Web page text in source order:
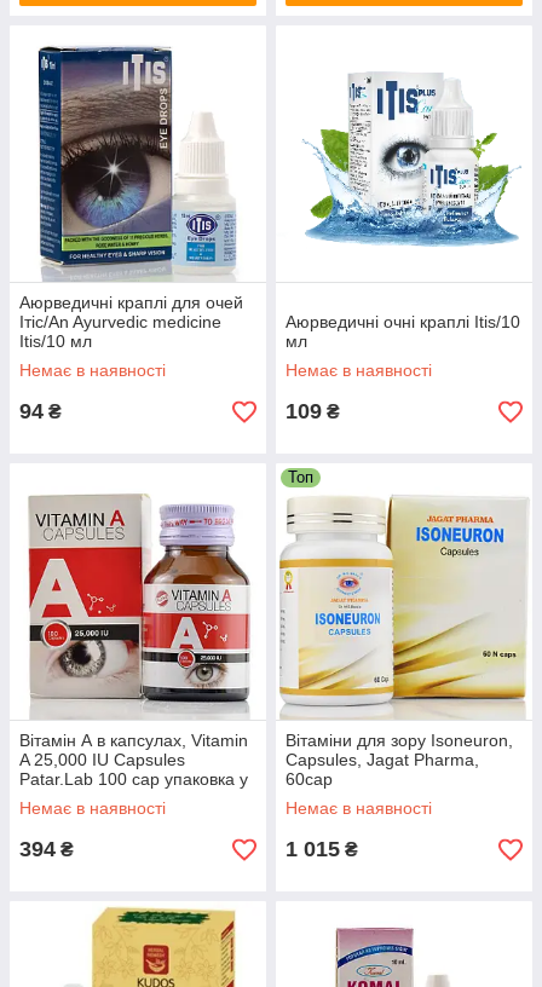
Аюрведичні краплі для очей
Ітіс/An Ayurvedic medicine
Itis/10 мл
Немає в наявності
94 ₴
Аюрведичні очні краплі Itis/10
мл
Немає в наявності
109 ₴
Вітамін А в капсулах, Vitamin
A 25,000 IU Capsules
Patar.Lab 100 cap упаковка у
склі
Немає в наявності
394 ₴
Топ
Вітаміни для зору Isoneuron,
Capsules, Jagat Pharma,
60cap
Немає в наявності
1 015 ₴